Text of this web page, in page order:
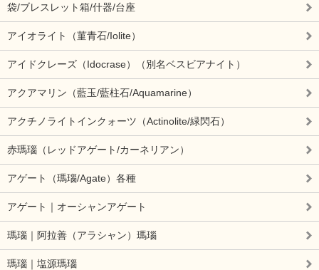
袋/ブレスレット箱/什器/台座
アイオライト（菫青石/Iolite）
アイドクレーズ（Idocrase）（別名ベスビアナイト）
アクアマリン（藍玉/藍柱石/Aquamarine）
アクチノライトインクォーツ（Actinolite/緑閃石）
赤瑪瑙（レッドアゲート/カーネリアン）
アゲート（瑪瑙/Agate）各種
アゲート｜オーシャンアゲート
瑪瑙｜阿拉善（アラシャン）瑪瑙
瑪瑙｜塩源瑪瑙